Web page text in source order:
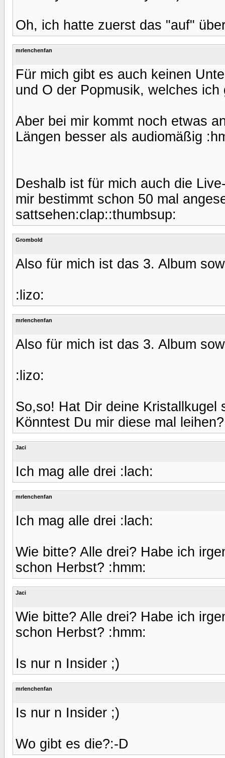
Oh, ich hatte zuerst das "auf"
mrlenchenfan
Für mich gibt es auch keinen
und O der Popmusik, welches ich
Aber bei mir kommt noch etwas
Längen besser als audiomäßig
Deshalb ist für mich auch die
mir bestimmt schon 50 mal
sattsehen:clap::thumbsup:
Grombold
Also für mich ist das 3. Album
:lizo:
mrlenchenfan
Also für mich ist das 3. Album
:lizo:
So,so! Hat Dir deine Kristallkugel
Könntest Du mir diese mal
Jaci
Ich mag alle drei :lach:
mrlenchenfan
Ich mag alle drei :lach:
Wie bitte? Alle drei? Habe ich
schon Herbst? :hmm:
Jaci
Wie bitte? Alle drei? Habe ich
schon Herbst? :hmm:
Is nur n Insider ;)
mrlenchenfan
Is nur n Insider ;)
Wo gibt es die?:-D